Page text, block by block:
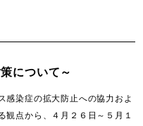
について～
感染症の拡大防止への協力およ
点から、４月２６日～５月１